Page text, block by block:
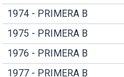
1974 - PRIMERA B
1975 - PRIMERA B
1976 - PRIMERA B
1977 - PRIMERA B